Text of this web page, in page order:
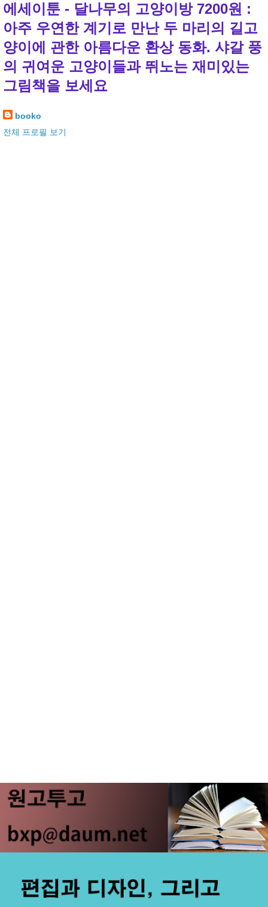
에세이툰 - 달나무의 고양이방 7200원 :
아주 우연한 계기로 만난 두 마리의 길고
양이에 관한 아름다운 환상 동화. 샤갈 풍
의 귀여운 고양이들과 뛰노는 재미있는
그림책을 보세요
booko
전체 프로필 보기